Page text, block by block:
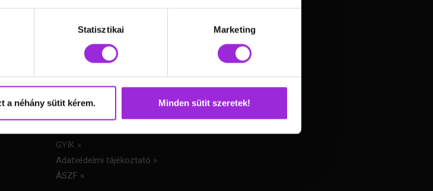
Statisztikai Marketing
a néhány sütit kérem. Minden sütit szeretek!
Képzések »
Motivációs előadás »
Könyvem: Újra én »
GYIK »
Adatvédelmi tájékoztató »
ÁSZF »